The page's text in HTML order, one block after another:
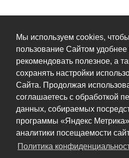
Мы используем cookies,
пользование Сайтом удобнее
рекомендовать полезное, а
сохранять настройки
Сайта. Продолжая
соглашаетесь с обработкой
данных, собираемых
программы «Яндекс
аналитики посещаемости
Политика